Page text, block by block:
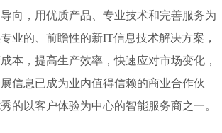
向，用优质产品、专业技术和完善服务为
业的、前瞻性的新IT信息技术解决方案，
本，提高生产效率，快速应对市场变化，
信息已成为业内值得信赖的商业合作伙
的以客户体验为中心的智能服务商之一。